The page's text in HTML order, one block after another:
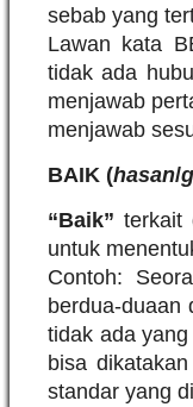
sebab yang
Lawan kata
tidak ada
menjawab
menjawab
BAIK (hasan/
“Baik” terkait
untuk
Contoh:
berdua-duaan
tidak ada
bisa
standar yang